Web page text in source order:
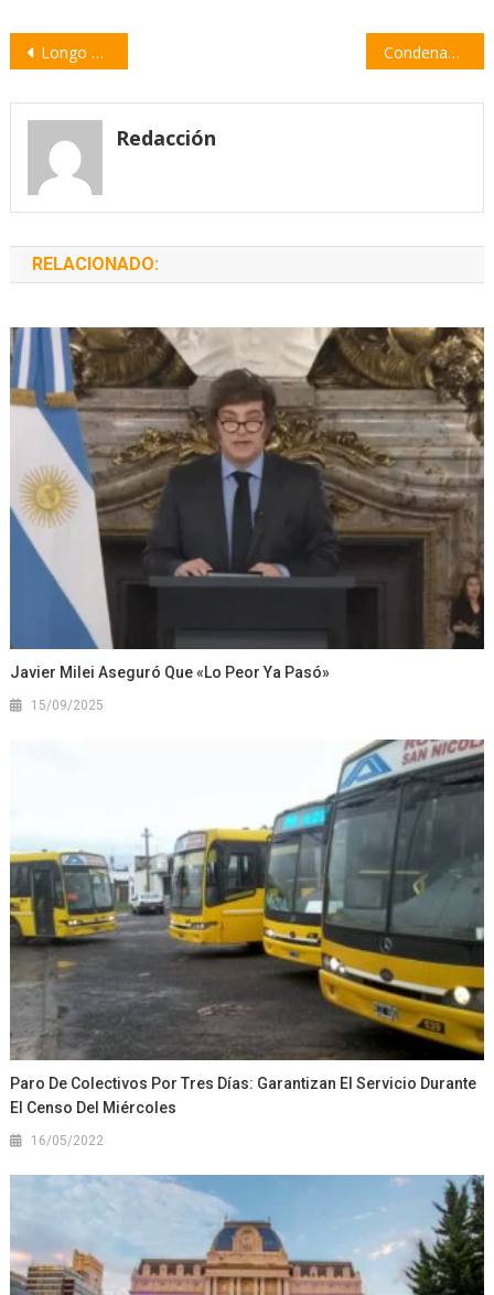
Navegación
entradas
Longo afirma que en el reclamo «se mezclaron cuestiones propias de la campaña electoral» Condenan a un joven de Fighiera por abuso sexual
Redacción
RELACIONADO:
Javier Milei Aseguró Que «lo Peor Ya Pasó»
15/09/2025
Paro De Colectivos Por Tres Días: Garantizan El Servicio Durante
El Censo Del Miércoles
16/05/2022